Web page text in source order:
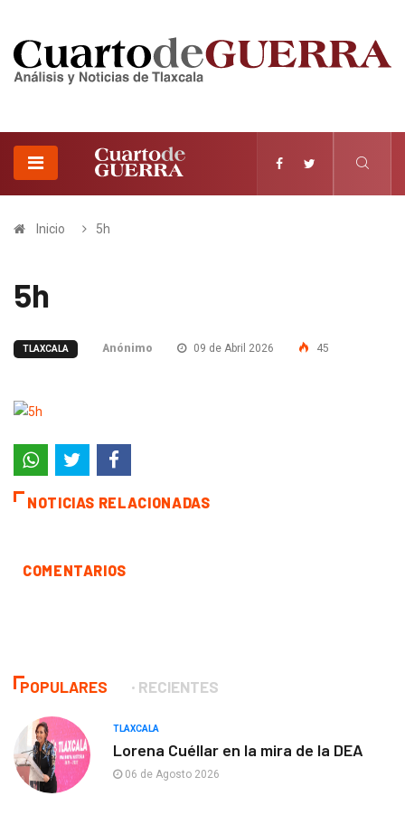
Inicio 5h
5h
TLAXCALA Anónimo 09 de Abril 2026 45
NOTICIAS RELACIONADAS
COMENTARIOS
POPULARES RECIENTES
TLAXCALA
Lorena Cuéllar en la mira de la DEA
06 de Agosto 2026